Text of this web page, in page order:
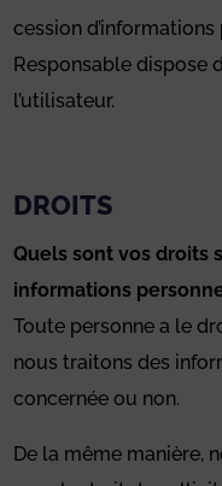
cession
Responsable dispose
l’utilisateur.
DROITS
Quels sont vos droits
informations
Toute personne a le
nous traitons des
concernée ou non.
De la même manière,